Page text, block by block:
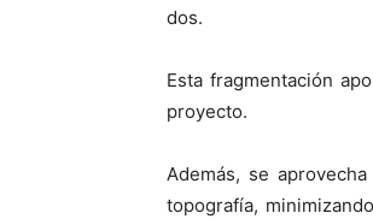
dos.
Esta fragmentación
proyecto.
Además, se
topografía,